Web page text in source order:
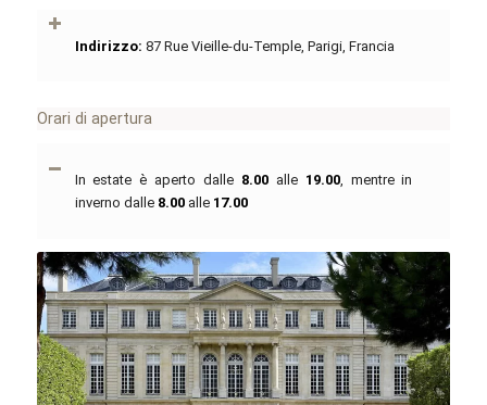
Indirizzo: 87 Rue Vieille-du-Temple, Parigi, Francia
Orari di apertura
In estate è aperto dalle 8.00alle 19.00, mentre in
inverno dalle 8.00alle 17.00